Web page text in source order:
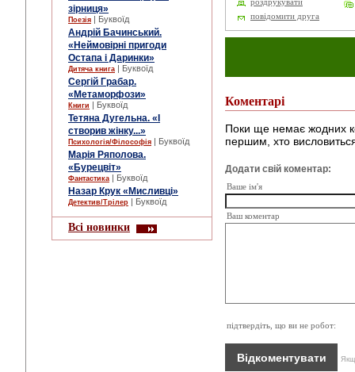
зірниця»
Поезія | Буквоїд
Андрій Бачинський.
«Неймовірні пригоди
Остапа і Даринки»
Дитяча книга | Буквоїд
Сергій Грабар.
«Метаморфози»
Книги | Буквоїд
Тетяна Дугельна. «І
створив жінку...»
Психологія/Філософія | Буквоїд
Марія Ряполова.
«Бурецвіт»
Фантастика | Буквоїд
Назар Крук «Мисливці»
Детектив/Трілер | Буквоїд
Всі новинки
роздрукувати
повідомити друга
Коментарі
Поки ще немає жодних
першим, хто
Додати свій коментар:
Ваше ім'я
Ваш коментар
підтвердіть, що ви не робот: